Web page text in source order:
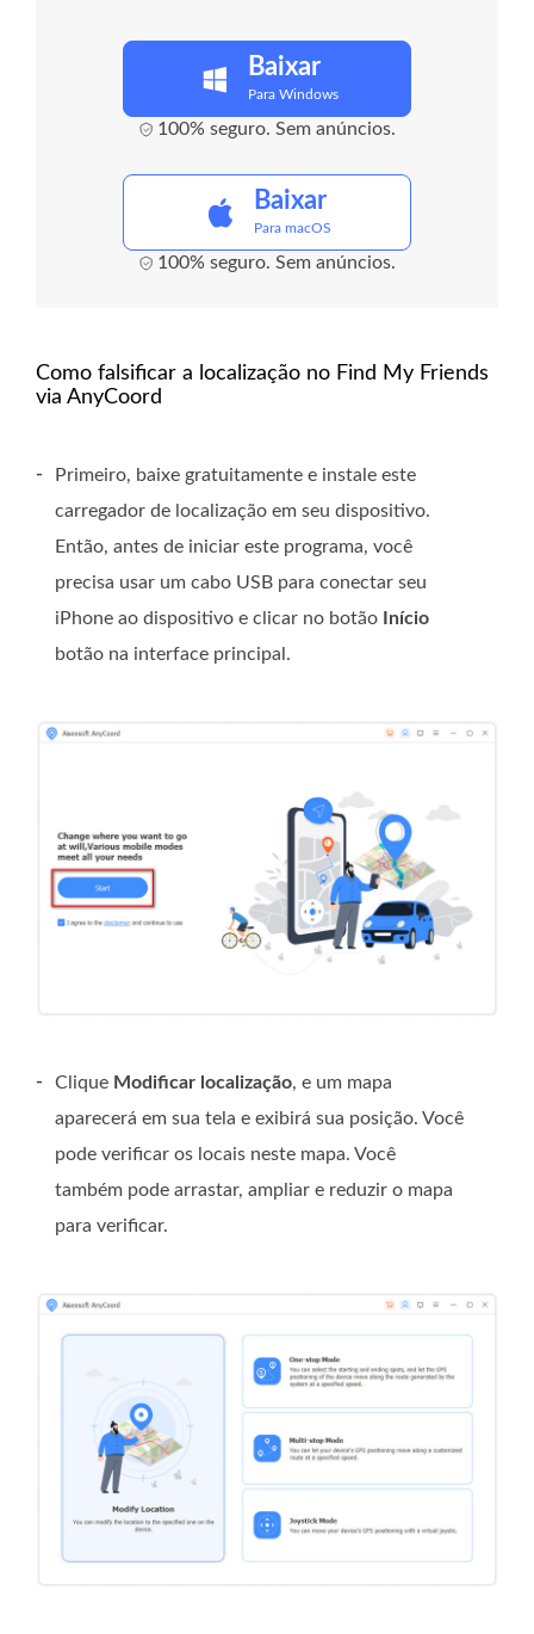
Baixar
Para Windows
100% seguro. Sem anúncios.
Baixar
Para macOS
100% seguro. Sem anúncios.
Como falsificar a localização no Find My Friends
via AnyCoord
-
Primeiro, baixe gratuitamente e instale este
carregador de localização em seu dispositivo.
Então, antes de iniciar este programa, você
precisa usar um cabo USB para conectar seu
iPhone ao dispositivo e clicar no botão
Início
botão na interface principal.
- Clique Modificar localização, e um mapa
aparecerá em sua tela e exibirá sua posição. Você
pode verificar os locais neste mapa. Você
também pode arrastar, ampliar e reduzir o mapa
para verificar.